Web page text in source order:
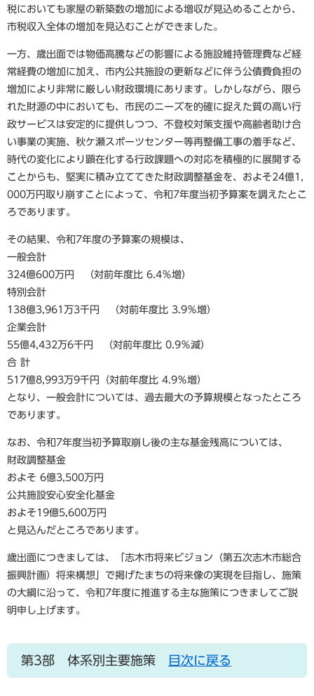
税においても家屋の新築数の増加による増収が見込めることから、
市税収入全体の増加を見込むことができました。
一方、歳出面では物価高騰などの影響による施設維持管理費など経
常経費の増加に加え、市内公共施設の更新などに伴う公債費負担の
増加により非常に厳しい財政環境にあります。しかしながら、限ら
れた財源の中においても、市民のニーズを的確に捉えた質の高い行
政サービスは安定的に提供しつつ、不登校対策支援や高齢者助け合
い事業の実施、秋ケ瀬スポーツセンター等再整備工事の着手など、
時代の変化により顕在化する行政課題への対応を積極的に展開する
ことからも、堅実に積み立ててきた財政調整基金を、およそ24億1,
000万円取り崩すことによって、令和7年度当初予算案を調えたとこ
ろであります。
その結果、令和7年度の予算案の規模は、
一般会計
324億600万円 （対前年度比 6.4％増）
特別会計
138億3,961万3千円 （対前年度比 3.9％増）
企業会計
55億4,432万6千円 （対前年度比 0.9％減）
合 計
517億8,993万9千円（対前年度比 4.9％増）
となり、一般会計については、過去最大の予算規模となったところ
であります。
なお、令和7年度当初予算取崩し後の主な基金残高については、
財政調整基金
およそ 6億3,500万円
公共施設安心安全化基金
およそ19億5,600万円
と見込んだところであります。
歳出面につきましては、「志木市将来ビジョン（第五次志木市総合
振興計画）将来構想」で掲げたまちの将来像の実現を目指し、施策
の大綱に沿って、令和7年度に推進する主な施策につきましてご説
明申し上げます。
第3部 体系別主要施策 目次に戻る